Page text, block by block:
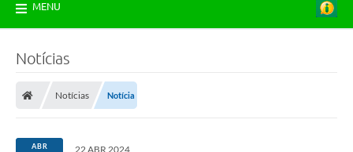
MENU
Notícias
Notícias Notícia
ABR 22 ABR 2024